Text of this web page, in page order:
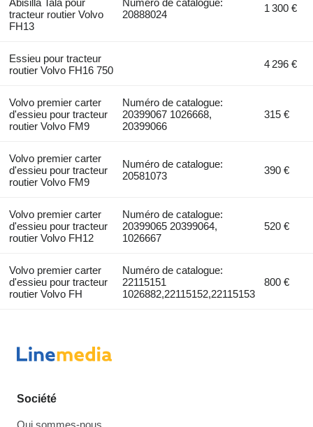
Abisilla Tala pour
tracteur routier Volvo
FH13
Numéro de catalogue:
20888024
1 300 €
Essieu pour tracteur
routier Volvo FH16 750
4 296 €
Volvo premier carter
d'essieu pour tracteur
routier Volvo FM9
Numéro de catalogue:
20399067 1026668,
20399066
315 €
Volvo premier carter
d'essieu pour tracteur
routier Volvo FM9
Numéro de catalogue:
20581073
390 €
Volvo premier carter
d'essieu pour tracteur
routier Volvo FH12
Numéro de catalogue:
20399065 20399064,
1026667
520 €
Volvo premier carter
d'essieu pour tracteur
routier Volvo FH
Numéro de catalogue:
22115151
1026882,22115152,22115153
800 €
Société
Qui sommes-nous